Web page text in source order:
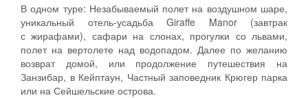
В одном туре: Незабываемый полет на воздушном шаре,
уникальный отель-усадьба Giraffe Manor (завтрак
с жирафами), сафари на слонах, прогулки со львами,
полет на вертолете над водопадом. Далее по желанию
возврат домой, или продолжение путешествия на
Занзибар, в Кейптаун, Частный заповедник Крюгер парка
или на Сейшельские острова.